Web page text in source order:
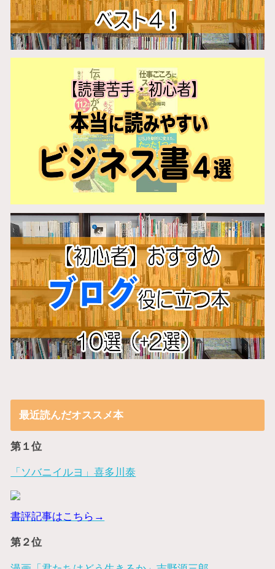
最近読んだオススメ本
第１位
「ソバニイルヨ」喜多川泰
書評記事はこちら→
第２位